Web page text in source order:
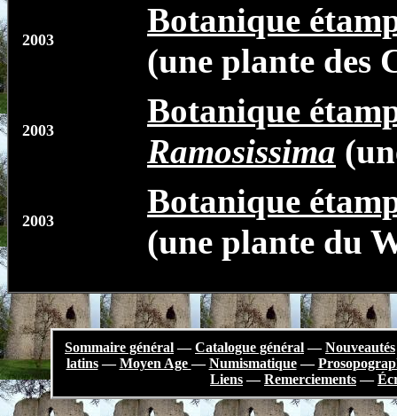
2003
Botanique
(une plante des
2003
Botanique
Ramosissima
2003
Botanique
(une plante du
Sommaire général—Catalogue général—Nouveautés
latins—Moyen Age—Numismatique—
Liens—Remerciements—